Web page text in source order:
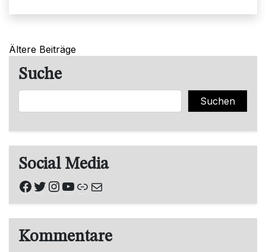
Beitragsnavigation
Ältere Beiträge
Suche
Suchen
Social Media
Facebook
Twitter
Instagram
YouTube
Link
E-Mail
Kommentare